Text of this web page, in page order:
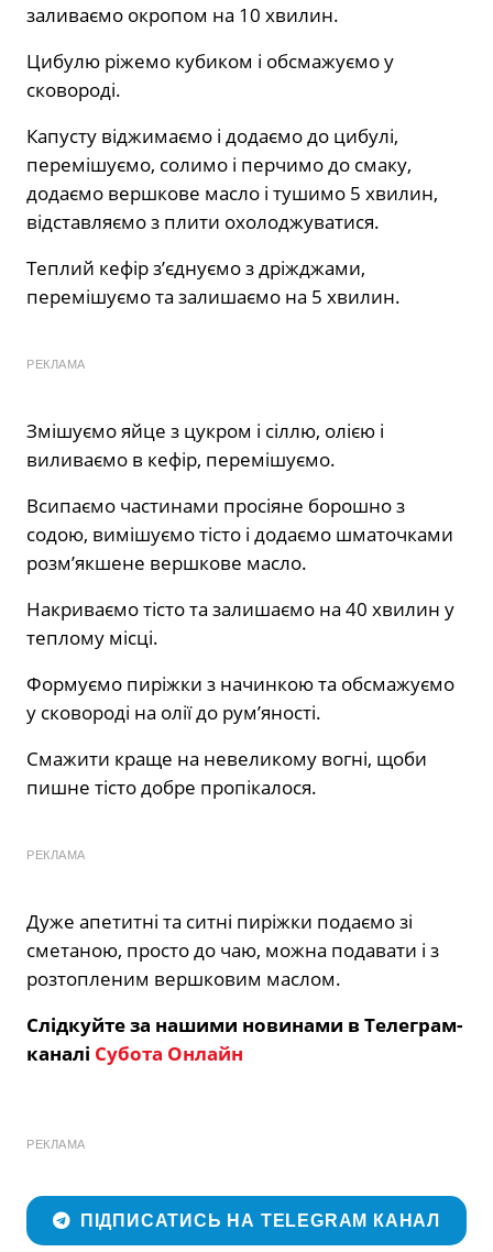
заливаємо окропом на 10 хвилин.
Цибулю ріжемо кубиком і обсмажуємо у
сковороді.
Капусту віджимаємо і додаємо до цибулі,
перемішуємо, солимо і перчимо до смаку,
додаємо вершкове масло і тушимо 5 хвилин,
відставляємо з плити охолоджуватися.
Теплий кефір з’єднуємо з дріжджами,
перемішуємо та залишаємо на 5 хвилин.
РЕКЛАМА
Змішуємо яйце з цукром і сіллю, олією і
виливаємо в кефір, перемішуємо.
Всипаємо частинами просіяне борошно з
содою, вимішуємо тісто і додаємо шматочками
розм’якшене вершкове масло.
Накриваємо тісто та залишаємо на 40 хвилин у
теплому місці.
Формуємо пиріжки з начинкою та обсмажуємо
у сковороді на олії до рум’яності.
Смажити краще на невеликому вогні, щоби
пишне тісто добре пропікалося.
РЕКЛАМА
Дуже апетитні та ситні пиріжки подаємо зі
сметаною, просто до чаю, можна подавати і з
розтопленим вершковим маслом.
Слідкуйте за нашими новинами в Телеграм-
каналі Субота Онлайн
РЕКЛАМА
ПІДПИСАТИСЬ НА TELEGRAM КАНАЛ